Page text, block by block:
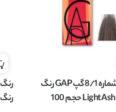
رنگ مو شماره 8/1 گپ GAP رنگ
Light Ash Blonde حجم 100